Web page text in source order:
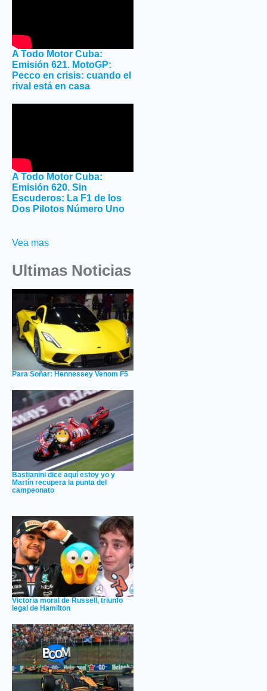
A Todo Motor Cuba:
Emisión 621. MotoGP:
Pecco en crisis: cuando el
rival está en casa
A Todo Motor Cuba:
Emisión 620. Sin
Escuderos: La F1 de los
Dos Pilotos Número Uno
Vea mas
Ultimas Noticias
Para Soñar: Hennessey Venom F5
Bastianini dice aquí estoy yo y
Martín recupera la punta del
campeonato
Victoria moral de Russell, triunfo
legal de Hamilton